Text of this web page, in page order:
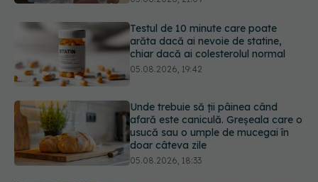
Testul de 10 minute care poate
chiar dacă ai colesterolul normal
05.08.2026, 19:42
usucă sau o umple de mucegai în
doar câteva zile
05.08.2026, 18:33
Primele 5 semne ale bolii Parkinson